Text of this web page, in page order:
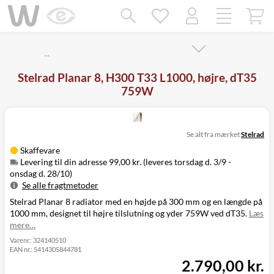
…
Stelrad Planar 8, H300 T33 L1000, højre, dT35
759W
Skaffevare
Levering til din adresse 99,00 kr. (leveres torsdag d. 3/9 -
onsdag d. 28/10)
Se alle fragtmetoder
Metode
Pris
Leveres
Levering til
din adresse
Torsdag d. 3/9 -
Click&Collect
i Svenstrup
Se alt fra mærketStelrad
Stelrad Planar 8 radiator med en højde på 300 mm og en længde på
1000 mm, designet til højre tilslutning og yder 759W ved dT35. Læs
mere…
Varenr.: 324140510
EAN nr.: 5414305844781
2.790,00 kr.
Mangler chatten?
Ret samtykke!